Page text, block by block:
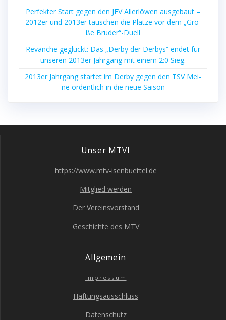
Per­fek­ter Start gegen den JFV Aller­lö­wen aus­ge­baut –
2012er und 2013er tau­schen die Plät­ze vor dem „Gro­
ße Bruder“-Duell
Revan­che geglückt: Das „Der­by der Der­bys“ endet für
unse­ren 2013er Jahr­gang mit einem 2:0 Sieg.
2013er Jahr­gang star­tet im Der­by gegen den TSV Mei­
ne ordent­lich in die neue Saison
Unser MTVI
https://www.mtv-isenbuettel.de
Mit­glied werden
Der Ver­eins­vor­stand
Geschich­te des MTV
All­ge­mein
Impres­sum
Haf­tungs­aus­schluss
Daten­schutz